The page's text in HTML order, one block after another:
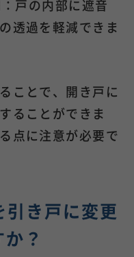
戸の内部に遮音
透過を軽減できま
ことで、開き戸に
ることができま
点に注意が必要で
き戸に変更
？